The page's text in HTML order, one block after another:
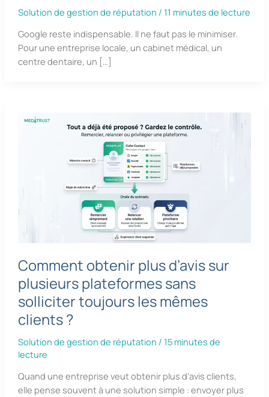
Solution de gestion de réputation / 11 minutes de lecture
Google reste indispensable. Il ne faut pas le minimiser.
Pour une entreprise locale, un cabinet médical, un
centre dentaire, un […]
Comment obtenir plus d’avis sur
plusieurs plateformes sans
solliciter toujours les mêmes
clients ?
Solution de gestion de réputation / 15 minutes de
lecture
Quand une entreprise veut obtenir plus d’avis clients,
elle pense souvent à une solution simple : envoyer plus